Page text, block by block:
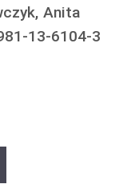
Anita
13-6104-3